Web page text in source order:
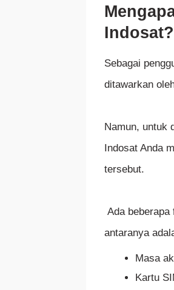
Indosat?
Sebagai
ditawarkan
Namun, untuk
Indosat Anda
tersebut.
Ada
antaranya
Masa
Kartu